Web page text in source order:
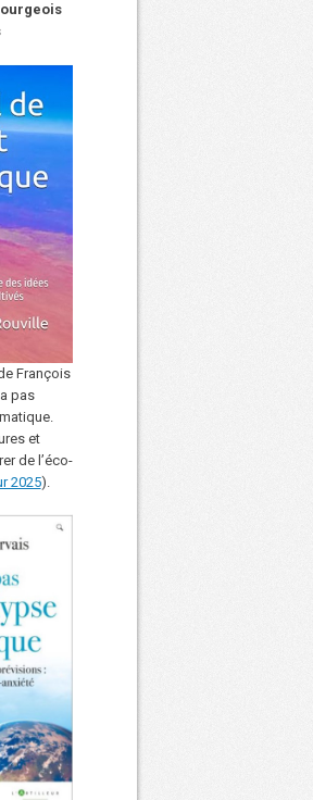
François
a pas
et
de l’éco-
2025).